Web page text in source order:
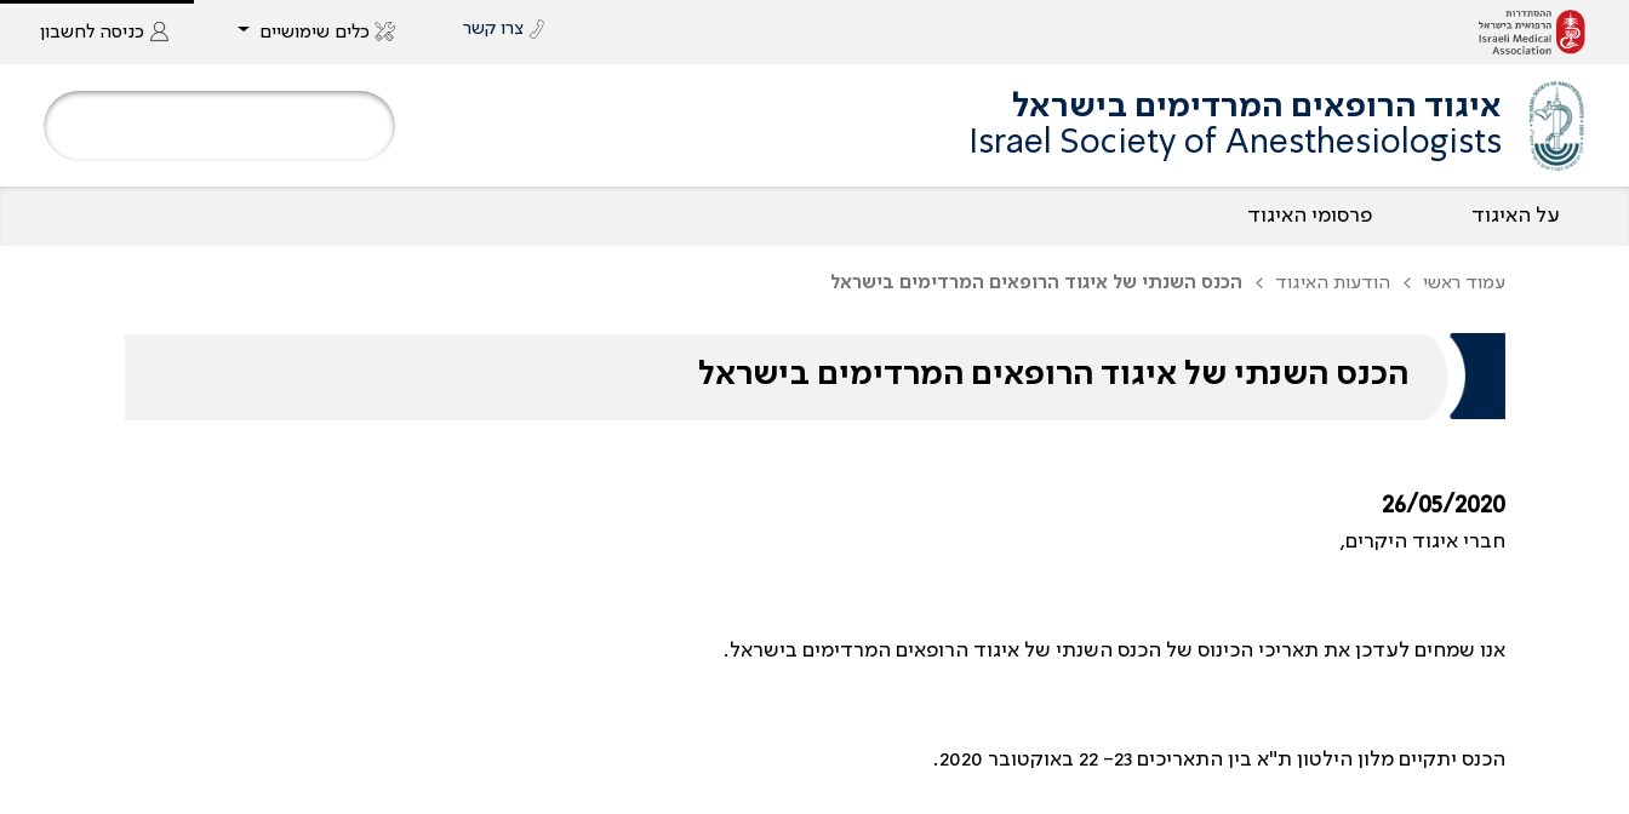
צרו קשר כלים שימושיים כניסה לחשבון
איגוד הרופאים המרדימים בישראל
Israel Society of Anesthesiologists
על האיגוד פרסומי האיגוד
עמוד ראשי הודעות האיגוד הכנס השנתי של איגוד הרופאים המרדימים בישראל
הכנס השנתי של איגוד הרופאים המרדימים בישראל
26/05/2020
חברי איגוד היקרים,
אנו שמחים לעדכן את תאריכי הכינוס של הכנס השנתי של איגוד הרופאים המרדימים בישראל.
הכנס יתקיים מלון הילטון ת"א בין התאריכים 23- 22 באוקטובר 2020.